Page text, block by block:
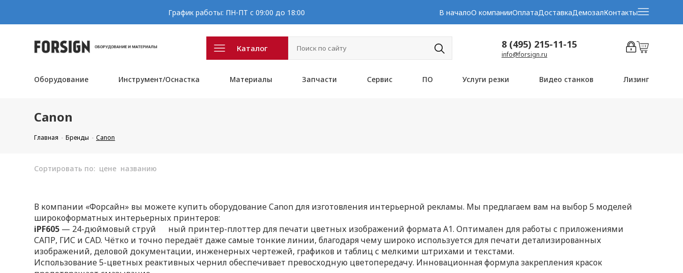
График работы: ПН-ПТ с 09:00 до 18:00 В началоО компанииОплатаДоставкаДемозалКонтакты
Каталог 8 (495) 215-11-15
info@forsign.ru
Оборудование Инструмент/Оснастка Материалы Запчасти Сервис ПО Услуги резки Видео станков Лизинг
Canon
Главная Бренды Canon
Сортировать по: цене названию
В компании «Форсайн» вы можете купить оборудование Canon для изготовления интерьерной рекламы. Мы предлагаем вам на выбор 5 моделей
широкоформатных интерьерных принтеров:
iPF605 — 24-дюймовый струй ный принтер-плоттер для печати цветных изображений формата А1. Оптимален для работы с приложениями
САПР, ГИС и CAD. Чётко и точно передаёт даже самые тонкие линии, благодаря чему широко используется для печати детализированных
изображений, деловой документации, инженерных чертежей, графиков и таблиц с мелкими штрихами и текстами.
Использование 5-цветных реактивных чернил обеспечивает превосходную цветопередачу. Инновационная формула закрепления красок